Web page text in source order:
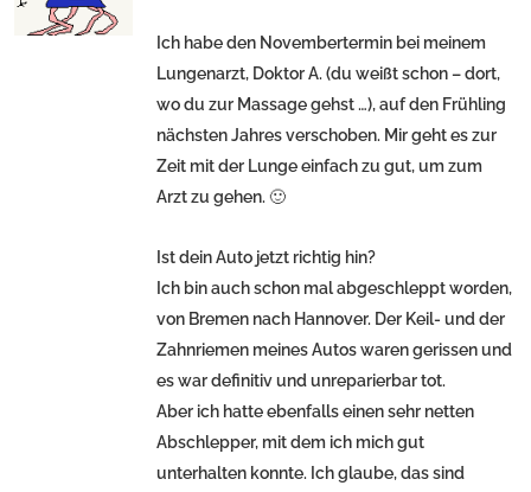
Ich habe den Novembertermin bei meinem
Lungenarzt, Doktor A. (du weißt schon – dort,
wo du zur Massage gehst …), auf den Frühling
nächsten Jahres verschoben. Mir geht es zur
Zeit mit der Lunge einfach zu gut, um zum
Arzt zu gehen. 🙂
Ist dein Auto jetzt richtig hin?
Ich bin auch schon mal abgeschleppt worden,
von Bremen nach Hannover. Der Keil- und der
Zahnriemen meines Autos waren gerissen und
es war definitiv und unreparierbar tot.
Aber ich hatte ebenfalls einen sehr netten
Abschlepper, mit dem ich mich gut
unterhalten konnte. Ich glaube, das sind